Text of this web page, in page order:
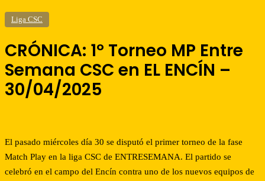
Liga CSC
CRÓNICA: 1º Torneo MP Entre
Semana CSC en EL ENCÍN –
30/04/2025
El pasado miércoles día 30 se disputó el primer torneo de la fase
Match Play en la liga CSC de ENTRESEMANA. El partido se
celebró en el campo del Encín contra uno de los nuevos equipos de